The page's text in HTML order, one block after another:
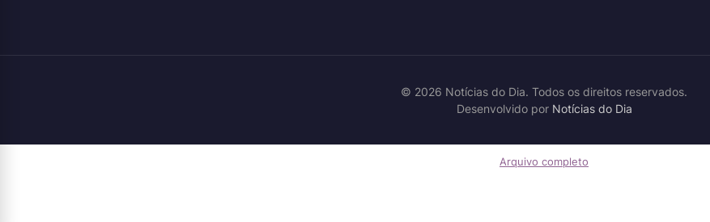
© 2026 Notícias do Dia. Todos os direitos reservados.
Desenvolvido por Notícias do Dia
Arquivo completo